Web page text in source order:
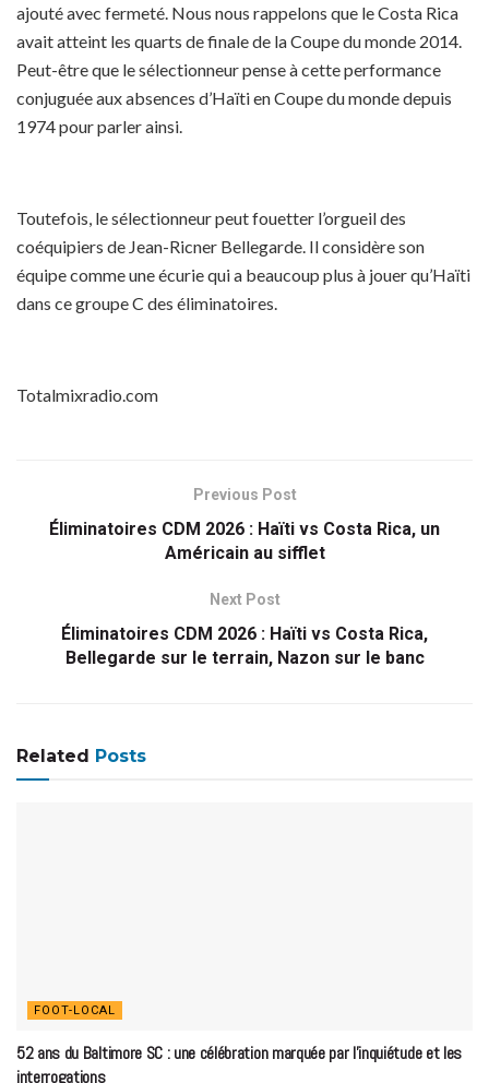
ajouté avec fermeté. Nous nous rappelons que le Costa Rica
avait atteint les quarts de finale de la Coupe du monde 2014.
Peut-être que le sélectionneur pense à cette performance
conjuguée aux absences d’Haïti en Coupe du monde depuis
1974 pour parler ainsi.
Toutefois, le sélectionneur peut fouetter l’orgueil des
coéquipiers de Jean-Ricner Bellegarde. Il considère son
équipe comme une écurie qui a beaucoup plus à jouer qu’Haïti
dans ce groupe C des éliminatoires.
Totalmixradio.com
Previous Post
Éliminatoires CDM 2026 : Haïti vs Costa Rica, un
Américain au sifflet
Next Post
Éliminatoires CDM 2026 : Haïti vs Costa Rica,
Bellegarde sur le terrain, Nazon sur le banc
Related Posts
FOOT-LOCAL
52 ans du Baltimore SC : une célébration marquée par l’inquiétude et les
interrogations